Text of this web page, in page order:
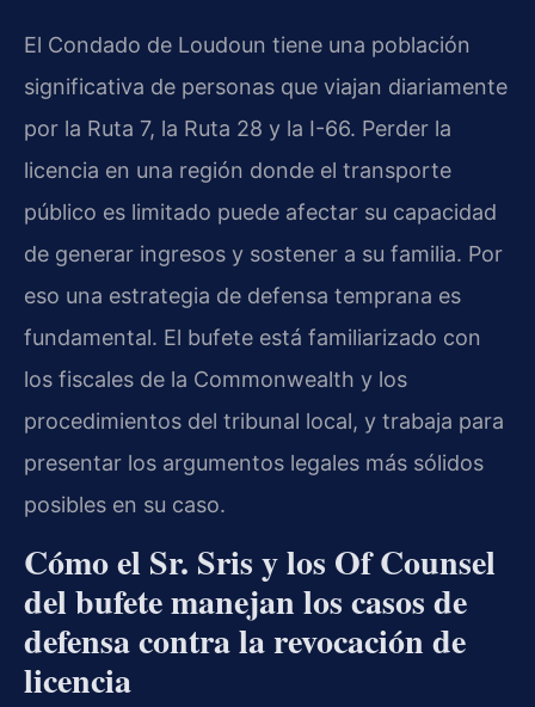
El Condado de Loudoun tiene una población
significativa de personas que viajan diariamente
por la Ruta 7, la Ruta 28 y la I-66. Perder la
licencia en una región donde el transporte
público es limitado puede afectar su capacidad
de generar ingresos y sostener a su familia. Por
eso una estrategia de defensa temprana es
fundamental. El bufete está familiarizado con
los fiscales de la Commonwealth y los
procedimientos del tribunal local, y trabaja para
presentar los argumentos legales más sólidos
posibles en su caso.
Cómo el Sr. Sris y los Of Counsel
del bufete manejan los casos de
defensa contra la revocación de
licencia